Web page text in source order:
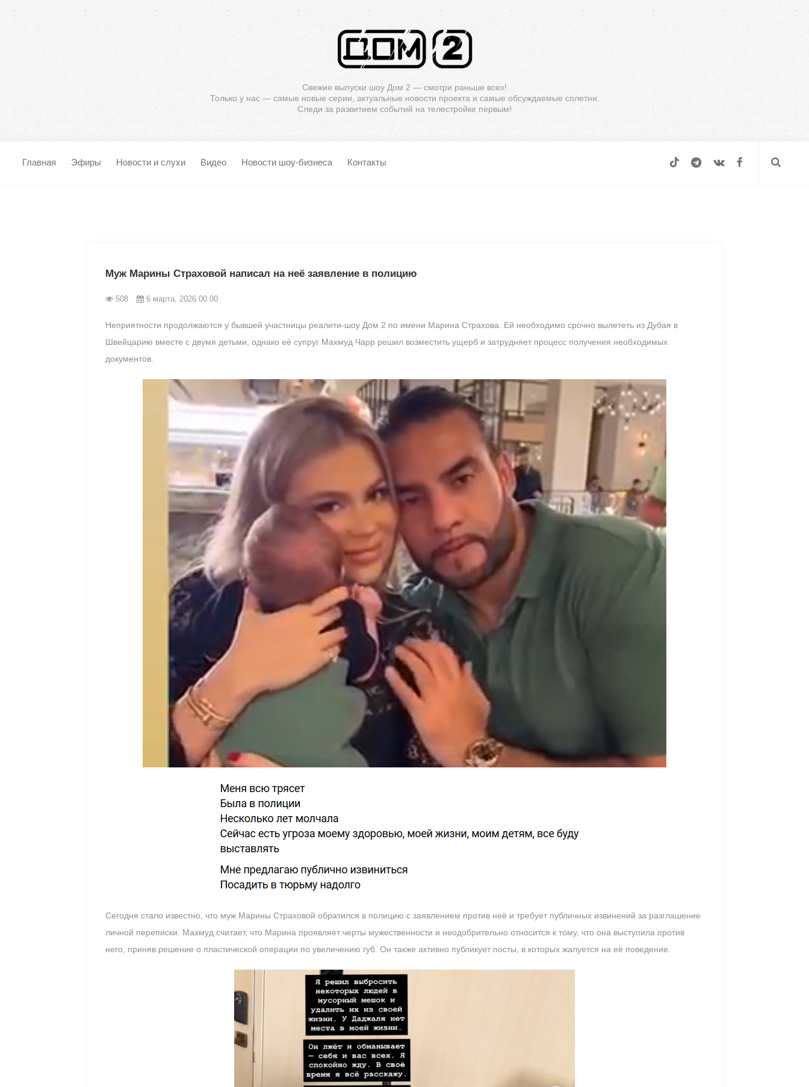
Свежие выпуски шоу Дом 2 — смотри раньше всех!
Только у нас — самые новые серии, актуальные новости проекта и самые обсуждаемые сплетни.
Следи за развитием событий на телестройке первым!
Главная Эфиры Новости и слухи Видео Новости шоу-бизнеса Контакты
Муж Марины Страховой написал на неё заявление в полицию
508 6 марта, 2026 00:00
Неприятности продолжаются у бывшей участницы реалити-шоу Дом 2 по имени Марина Страхова. Ей необходимо срочно вылететь из Дубая в
Швейцарию вместе с двумя детьми, однако её супруг Махмуд Чарр решил возместить ущерб и затрудняет процесс получения необходимых
документов.
Сегодня стало известно, что муж Марины Страховой обратился в полицию с заявлением против неё и требует публичных извинений за разглашение
личной переписки. Махмуд считает, что Марина проявляет черты мужественности и неодобрительно относится к тому, что она выступила против
него, приняв решение о пластической операции по увеличению губ. Он также активно публикует посты, в которых жалуется на её поведение.